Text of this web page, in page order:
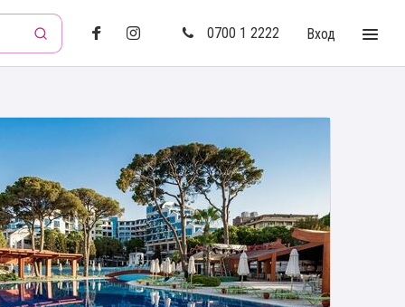
0700 1 2222
Вход